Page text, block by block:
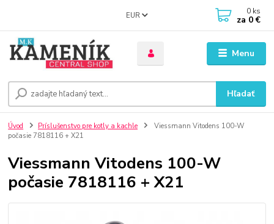
Menu
EUR
Hľadať
0 ks
za 0 €
Úvod Príslušenstvo pre kotly a kachle
Viessmann Vitodens 100-W
počasie 7818116 + X21
Viessmann Vitodens 100-W
počasie 7818116 + X21